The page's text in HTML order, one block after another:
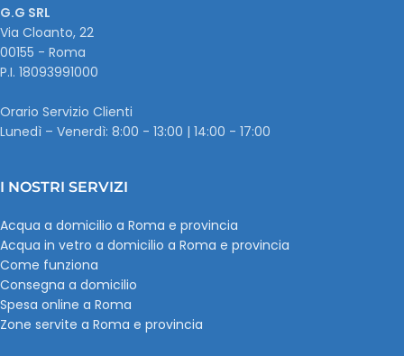
G.G SRL
Via Cloanto, 22
00155 - Roma
P.I. ‭18093991000
Orario Servizio Clienti
Lunedì – Venerdì: 8:00 - 13:00 | 14:00 - 17:00
I NOSTRI SERVIZI
Acqua a domicilio a Roma e provincia
Acqua in vetro a domicilio a Roma e provincia
Come funziona
Consegna a domicilio
Spesa online a Roma
Zone servite a Roma e provincia